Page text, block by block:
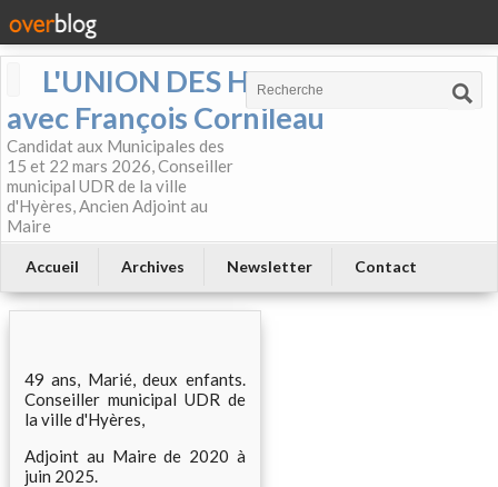
L'UNION DES HYEROIS
avec François Cornileau
Candidat aux Municipales des
15 et 22 mars 2026, Conseiller
municipal UDR de la ville
d'Hyères, Ancien Adjoint au
Maire
Accueil Archives Newsletter Contact
49 ans, Marié, deux enfants.
Conseiller municipal UDR de
la ville d'Hyères,
Adjoint au Maire de 2020 à
juin 2025.